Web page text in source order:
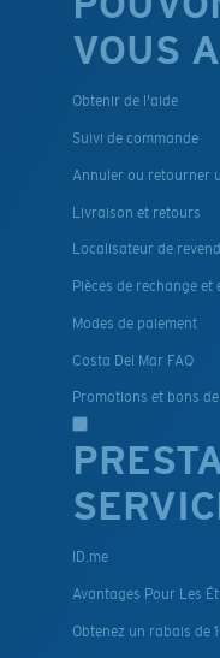
VOUS
Obtenir de l'aide
Suivi de commande
Annuler ou retourner
Livraison et retours
Localisateur de
Pièces de rechange et
Modes de paiement
Costa Del Mar FAQ
Promotions et bons
ID.me
Avantages Pour Les
Obtenez un rabais de